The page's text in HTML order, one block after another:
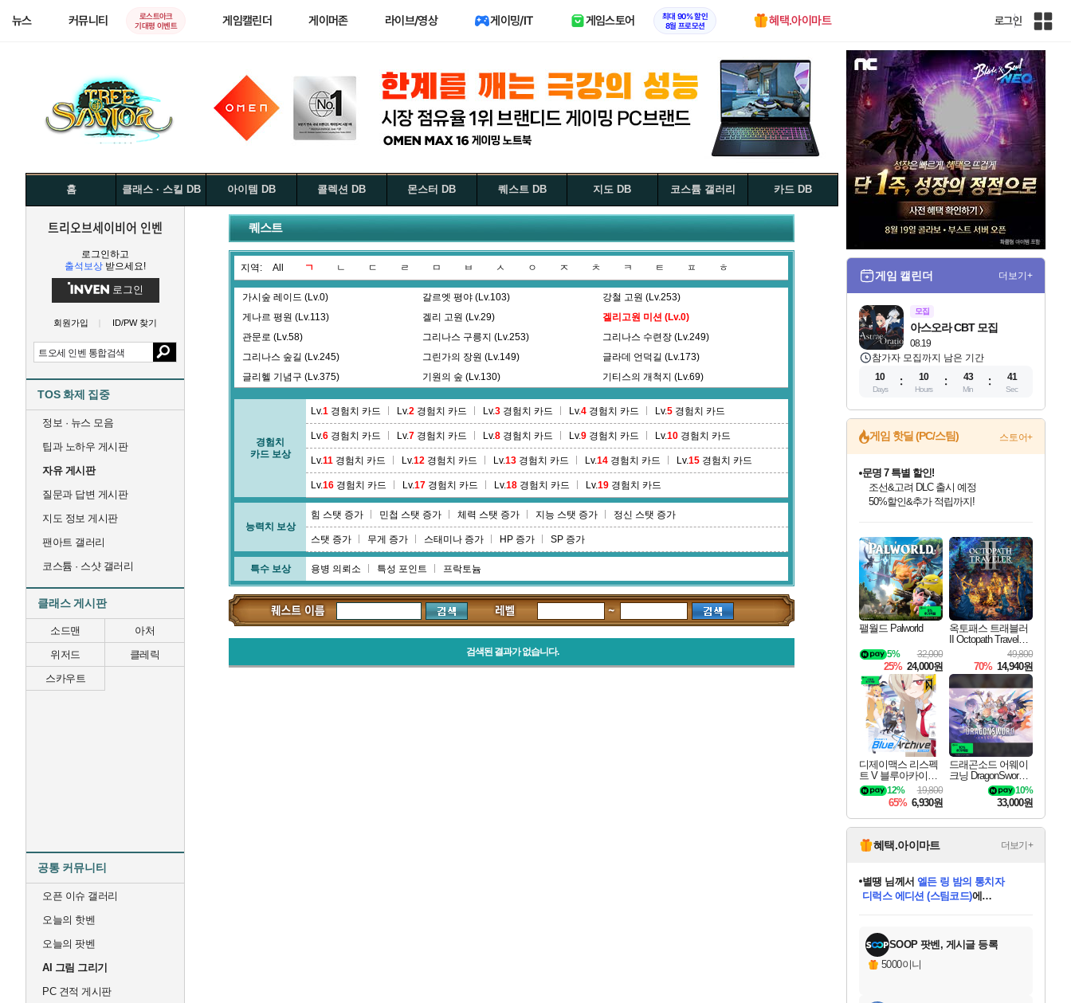
뉴스 커뮤니티
로스트아크
기대평 이벤트
게임캘린더 게이머존 라이브/영상 게이밍/IT 게임스토어
최대 90% 할인
8월 프로모션
혜택.아이마트 로그인
인
전
체
사
홈 클래스 · 스킬 DB 아이템 DB 콜렉션 DB 몬스터 DB 퀘스트 DB 지도 DB 코스튬 갤러리 카드 DB
트리오브세이비어 인벤
로그인하고
출석보상 받으세요!
로그인
회원가입 ID/PW 찾기
TOS 화제 집중
정보 · 뉴스 모음
팁과 노하우 게시판
자유 게시판
질문과 답변 게시판
지도 정보 게시판
팬아트 갤러리
코스튬 · 스샷 갤러리
클래스 게시판
소드맨
아처
위저드
클레릭
스카우트
공통 커뮤니티
오픈 이슈 갤러리
오늘의 핫벤
오늘의 팟벤
AI 그림 그리기
PC 견적 게시판
퀘스트
지역: All ㄱ ㄴ ㄷ ㄹ ㅁ ㅂ ㅅ ㅇ ㅈ ㅊ ㅋ ㅌ ㅍ ㅎ
가시숲 레이드 (Lv.0) 갈르엣 평야 (Lv.103)
강철 고원 (Lv.253)
게나르 평원 (Lv.113)
겔리 고원 (Lv.29)
겔리고원 미션 (Lv.0)
관문로 (Lv.58)
그리나스 구릉지 (Lv.253)
그리나스 수련장 (Lv.249)
그리나스 숲길 (Lv.245)
그린가의 장원 (Lv.149)
글라데 언덕길 (Lv.173)
글리헬 기념구 (Lv.375)
기원의 숲 (Lv.130)
기티스의 개척지 (Lv.69)
긴다리 계곡 (Lv.64)
길드 아지트 (Lv.0)
경험치
카드 보상
Lv.1 경험치 카드 Lv.2 경험치 카드 Lv.3 경험치 카드 Lv.4 경험치 카드 Lv.5 경험치 카드
Lv.6 경험치 카드 Lv.7 경험치 카드 Lv.8 경험치 카드 Lv.9 경험치 카드 Lv.10 경험치 카드
Lv.11 경험치 카드 Lv.12 경험치 카드 Lv.13 경험치 카드 Lv.14 경험치 카드 Lv.15 경험치 카드
Lv.16 경험치 카드 Lv.17 경험치 카드 Lv.18 경험치 카드 Lv.19 경험치 카드
능력치 보상
힘 스탯 증가 민첩 스탯 증가 체력 스탯 증가 지능 스탯 증가 정신 스탯 증가
스탯 증가 무게 증가 스태미나 증가 HP 증가 SP 증가
특수 보상 용병 의뢰소 특성 포인트 프락토늄
검색된 결과가 없습니다.
게임 캘린더 더보기+
모집
08.19
아스오라 CBT 모집
참가자 모집까지 남은 기간
10
Days
10
Hours
43
Min
41
Sec
게임 핫딜 (PC/스팀) 스토어+
최대 90% 할인가를 만나보세요!
네이버혜택과 함께 만나보세요!
문명 7 특별 할인!
조선&고려 DLC 출시 예정
50%할인&추가 적립까지!
네이버 포인트 혜택까지!
이니&베니 혜택까지!
네이버 혜택가와 함께 예약하세요!
할인&네이버혜택으로 만나보세요!
네이버페이 혜택과 만나보세요!
40주년 프로모션으로 만나보세요!
할인가에 만나보세요!
일부 에디션 상시 할인!
혜택으로 예약 판매 중
편안하게 충전하세요
팰월드 Palworld
32,000
5%
25% 24,000원
옥토패스 트래블러
II Octopath Traveler I
49,800
70% 14,940원
디제이맥스 리스펙
트 V 블루아카이브
팩 DJMAX RESPE
CT V Blue Archive P
ack DLC
19,800
12%
65% 6,930원
드래곤소드 어웨이
크닝 DragonSword A
10%
33,000원
혜택.아이마트 더보기+
교환.
별땡 님께서 엘든 링 밤의 통치자
디럭스 에디션 (스팀코드)에
당첨되셨습니다.
당첨되셨습니다.
당첨되셨습니다.
당첨되셨습니다.
당첨되셨습니다.
당첨되셨습니다.
에디션 (스팀코드) 를 교환.
당첨되셨습니다.
SOOP 팟벤, 게시글 등록
5000이니